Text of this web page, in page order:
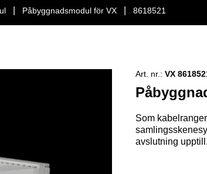
Påbyggnadsmodul för VX 8618521
Art. nr.: VX
Som
avslutning upptill.